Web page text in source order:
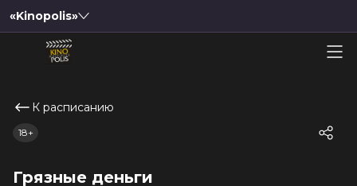
«Kinopolis»
К расписанию
Грязные деньги
18+